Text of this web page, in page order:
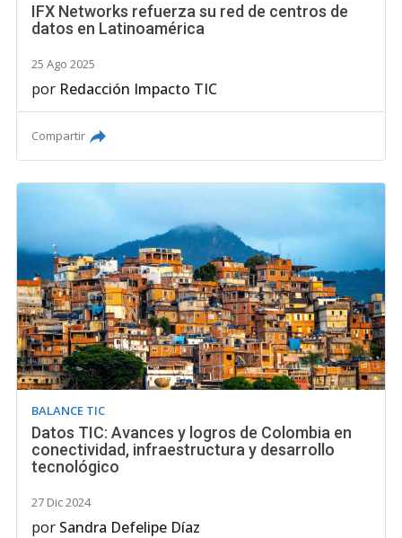
IFX Networks refuerza su red de centros de
datos en Latinoamérica
25 Ago 2025
por Redacción Impacto TIC
Compartir
BALANCE TIC
Datos TIC: Avances y logros de Colombia en
conectividad, infraestructura y desarrollo
tecnológico
27 Dic 2024
por Sandra Defelipe Díaz